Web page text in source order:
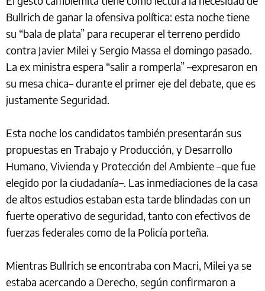
Bullrich de ganar la ofensiva política: esta noche tiene
su “bala de plata” para recuperar el terreno perdido
contra Javier Milei y Sergio Massa el domingo pasado.
La ex ministra espera “salir a romperla” –expresaron en
su mesa chica– durante el primer eje del debate, que es
justamente Seguridad.
Esta noche los candidatos también presentarán sus
propuestas en Trabajo y Producción, y Desarrollo
Humano, Vivienda y Protección del Ambiente –que fue
elegido por la ciudadanía–. Las inmediaciones de la casa
de altos estudios estaban esta tarde blindadas con un
fuerte operativo de seguridad, tanto con efectivos de
fuerzas federales como de la Policía porteña.
Mientras Bullrich se encontraba con Macri, Milei ya se
estaba acercando a Derecho, según confirmaron a